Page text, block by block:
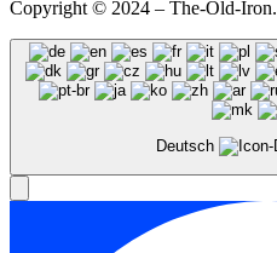
Copyright © 2024 – The-Old-Iron.
Deutsch